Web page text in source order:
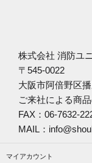
株式会社 消防ユ
〒545-0022
大阪市阿倍野区
ご来社による商
FAX：06-7632-
MAIL：
マイアカウント